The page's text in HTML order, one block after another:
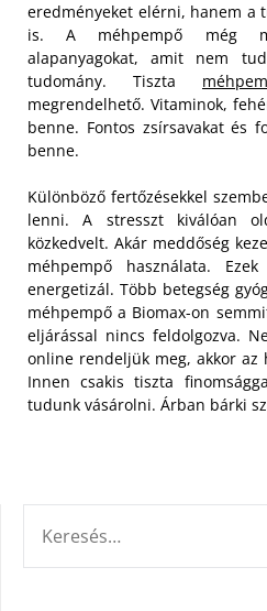
eredményeket elérni, hanem a
is. A méhpempő még
alapanyagokat, amit nem
tudomány. Tiszta
megrendelhető. Vitaminok,
benne. Fontos zsírsavakat és
benne.
Különböző fertőzésekkel
lenni. A stresszt kiválóan
közkedvelt. Akár meddőség
méhpempő használata.
energetizál. Több betegség
méhpempő a Biomax-on
eljárással nincs feldolgozva.
online rendeljük meg, akkor az
Innen csakis tiszta
tudunk vásárolni. Árban bárki